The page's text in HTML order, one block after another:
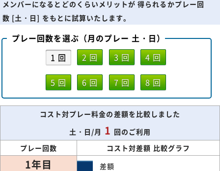
メンバーになるとどのくらいメリットが 得られるかプレー回
数 [土・日] をもとに試算いたします。
プレー回数を選ぶ（月のプレー 土・日）
1 回
2 回 3 回 4 回
5 回 6 回 7 回 8 回
コスト対プレー料金の差額を比較しました
土・日/月 1 回のご利用
プレー回数
コスト対差額 比較グラフ
1年目
差額